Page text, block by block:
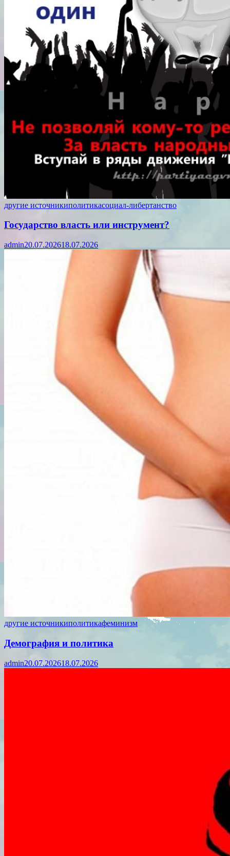
другие источникиполитикасоциал-либертанство
Государство власть или инструмент?
admin20.07.202618.07.2026
другие источникиполитикафеминизм
Демография и политика
admin20.07.202618.07.2026